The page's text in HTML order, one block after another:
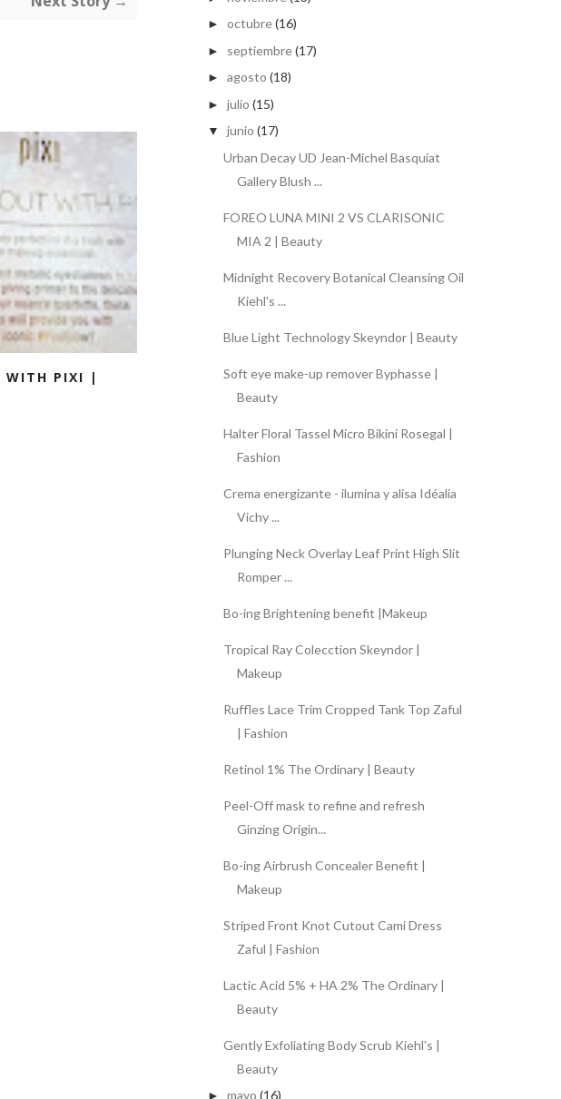
WITH PIXI |
► octubre(16)
► septiembre(17)
► agosto (18)
► julio (15)
▼ junio (17)
Urban Decay UD Jean-Michel Basquiat
Gallery Blush ...
FOREO LUNA MINI 2 VS CLARISONIC
MIA 2 | Beauty
Midnight Recovery Botanical Cleansing Oil
Kiehl's ...
Blue Light Technology Skeyndor | Beauty
Soft eye make-up remover Byphasse |
Beauty
Halter Floral Tassel Micro Bikini Rosegal |
Fashion
Crema energizante - ilumina y alisa Idéalia
Vichy ...
Plunging Neck Overlay Leaf Print High Slit
Romper ...
Bo-ing Brightening benefit |Makeup
Tropical Ray Colecction Skeyndor |
Makeup
Ruffles Lace Trim Cropped Tank Top Zaful
| Fashion
Retinol 1% The Ordinary | Beauty
Peel-Off mask to refine and refresh
Ginzing Origin...
Bo-ing Airbrush Concealer Benefit |
Makeup
Striped Front Knot Cutout Cami Dress
Zaful | Fashion
Lactic Acid 5% + HA 2% The Ordinary |
Beauty
Gently Exfoliating Body Scrub Kiehl's |
Beauty
► mayo (16)